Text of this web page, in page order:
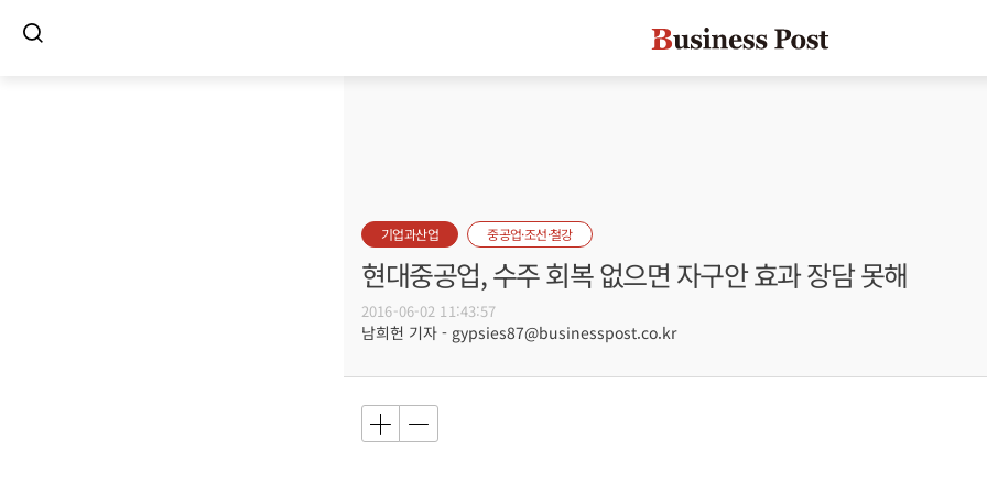
기업과산업 중공업·조선·철강
현대중공업, 수주 회복 없으면 자구안 효과 장담 못해
2016-06-02 11:43:57
남희헌 기자 - gypsies87@businesspost.co.kr